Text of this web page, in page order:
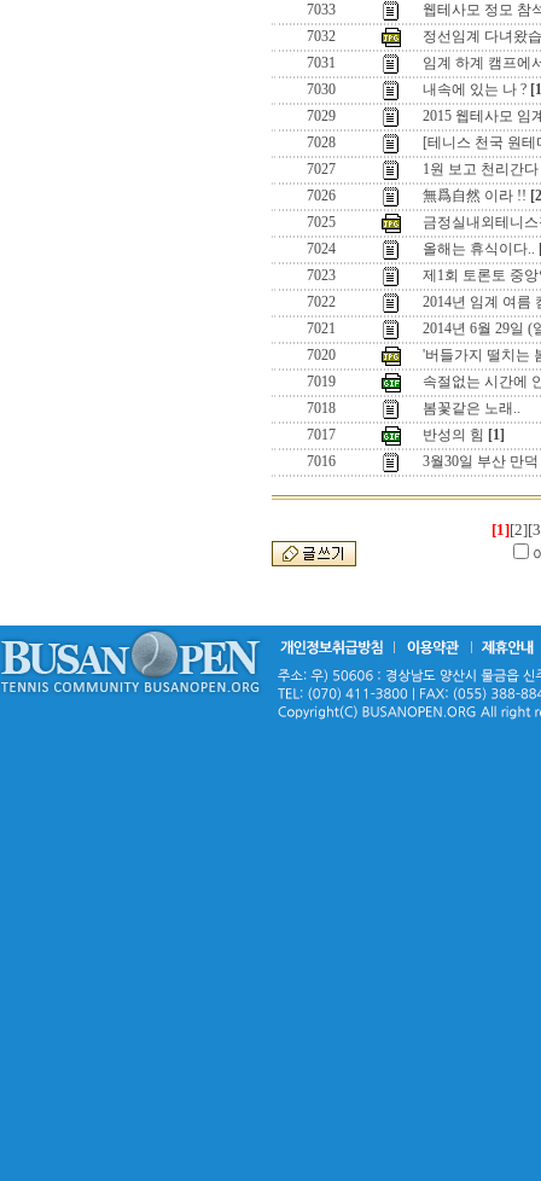
7033
웹테사모 정모 참
7032
정선임계 다녀왔
7031
임계 하계 캠프에
7030
내속에 있는 나 ?
7029
2015 웹테사모 임
7028
[테니스 천국 원
7027
1원 보고 천리간
7026
無爲自然 이라 !!
7025
금정실내외테니
7024
올해는 휴식이다..
7023
제1회 토론토 중
7022
2014년 임계 여름
7021
2014년 6월 29일
7020
'버들가지 떨치는
7019
속절없는 시간에
7018
봄꽃같은 노래..
7017
반성의 힘 [1]
7016
3월30일 부산 만
[1][2]